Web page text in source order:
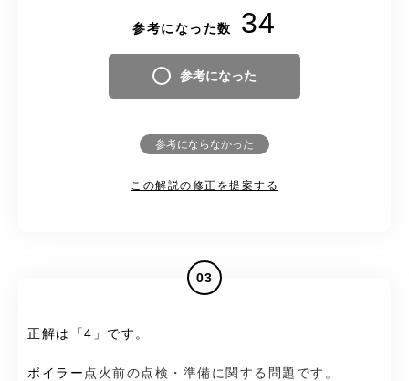
参考になった数 34
参考になった
参考にならなかった
この解説の修正を提案する
03
正解は「4」です。
ボイラー 点火前の点検・準備に関する問題です。